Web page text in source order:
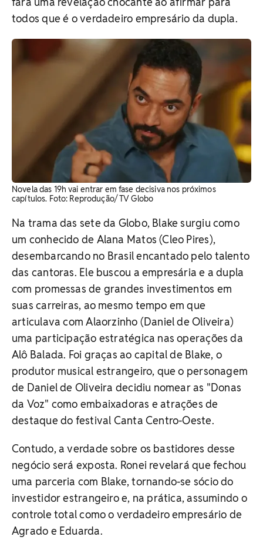
todos que é o verdadeiro empresário da dupla.
Novela das 19h vai entrar em fase decisiva nos próximos
capítulos. Foto: Reprodução/ TV Globo
Na trama das sete da Globo, Blake surgiu como
um conhecido de Alana Matos (Cleo Pires),
desembarcando no Brasil encantado pelo talento
das cantoras. Ele buscou a empresária e a dupla
com promessas de grandes investimentos em
suas carreiras, ao mesmo tempo em que
articulava com Alaorzinho (Daniel de Oliveira)
uma participação estratégica nas operações da
Alô Balada. Foi graças ao capital de Blake, o
produtor musical estrangeiro, que o personagem
de Daniel de Oliveira decidiu nomear as "Donas
da Voz" como embaixadoras e atrações de
destaque do festival Canta Centro-Oeste.
Contudo, a verdade sobre os bastidores desse
negócio será exposta. Ronei revelará que fechou
uma parceria com Blake, tornando-se sócio do
investidor estrangeiro e, na prática, assumindo o
controle total como o verdadeiro empresário de
Agrado e Eduarda.